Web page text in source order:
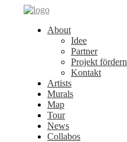
About
Idee
Partner
Projekt fördern
Kontakt
Artists
Murals
Map
Tour
News
Collabos